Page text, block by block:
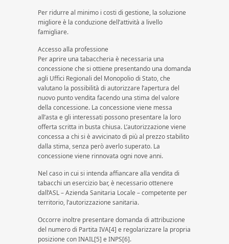
Per ridurre al minimo i costi di gestione, la soluzione
migliore è la conduzione dell’attività a livello
famigliare.
Accesso alla professione
Per aprire una tabaccheria è necessaria una
concessione che si ottiene presentando una domanda
agli Uffici Regionali del Monopolio di Stato, che
valutano la possibilità di autorizzare l’apertura del
nuovo punto vendita facendo una stima del valore
della concessione. La concessione viene messa
all’asta e gli interessati possono presentare la loro
offerta scritta in busta chiusa. L’autorizzazione viene
concessa a chi si è avvicinato di più al prezzo stabilito
dalla stima, senza però averlo superato. La
concessione viene rinnovata ogni nove anni.
Nel caso in cui si intenda affiancare alla vendita di
tabacchi un esercizio bar, è necessario ottenere
dall’ASL – Azienda Sanitaria Locale – competente per
territorio, l’autorizzazione sanitaria.
Occorre inoltre presentare domanda di attribuzione
del numero di Partita IVA[4] e regolarizzare la propria
posizione con INAIL[5] e INPS[6].